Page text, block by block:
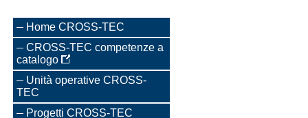
Home CROSS-TEC
CROSS-TEC competenze a
catalogo
Unità operative CROSS-
TEC
Progetti CROSS-TEC